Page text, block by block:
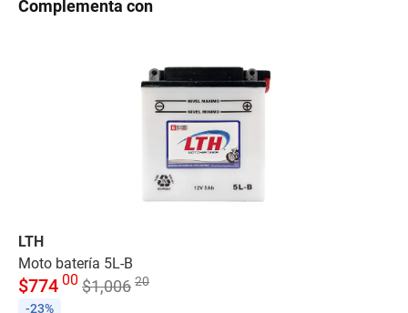
Complementa con
LTH
Moto batería 5L-B
$774 00 $1,006 20
-23%